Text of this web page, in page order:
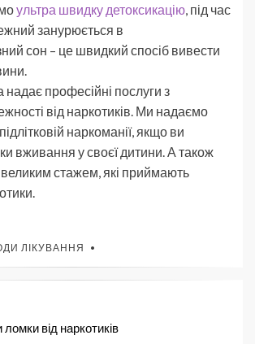
ультра швидку детоксикацію, під час
занурюється в
сон – це швидкий спосіб вивести
професійні послуги з
від наркотиків. Ми надаємо
наркоманії, якщо ви
вживання у своєї дитини. А також
стажем, які приймають
ЛІКУВАННЯ
ломки від наркотиків